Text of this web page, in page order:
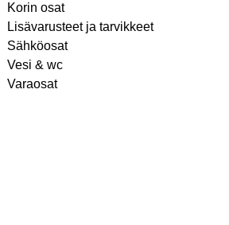
Korin osat
Lisävarusteet ja tarvikkeet
Sähköosat
Vesi & wc
Varaosat